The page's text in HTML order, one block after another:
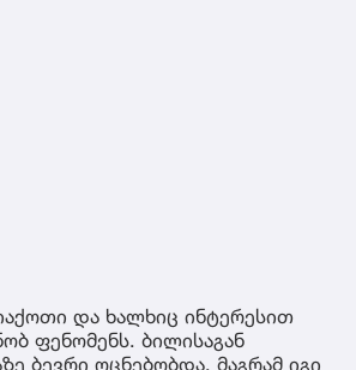
და ხალხიც ინტერესით
ფენომენს. ბილისაგან
ბევრი ოცნებობდა, მაგრამ იგი